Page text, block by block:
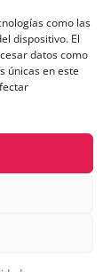
como las
dispositivo. El
datos como
únicas en este